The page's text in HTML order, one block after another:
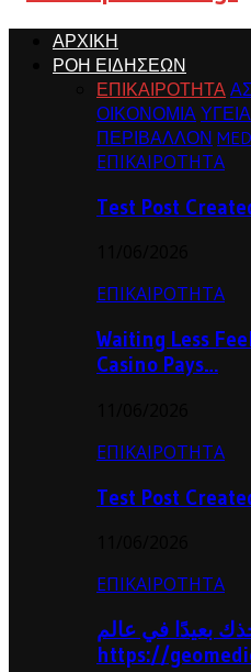
ΑΡΧΙΚΗ
ΡΟΗ ΕΙΔΗΣΕΩΝ
ΕΠΙΚΑΙΡΟΤΗΤΑ
ΟΙΚΟΝΟΜΙΑ ΥΓΕΙΑ
ΠΕΡΙΒΑΛΛΟΝ
ΕΠΙΚΑΙΡΟΤΗΤΑ
Test Post
ΕΠΙΚΑΙΡΟΤΗΤΑ
Waiting Less
Casino Pays…
ΕΠΙΚΑΙΡΟΤΗΤΑ
Test Post
ΕΠΙΚΑΙΡΟΤΗΤΑ
بعيدًا في عالم